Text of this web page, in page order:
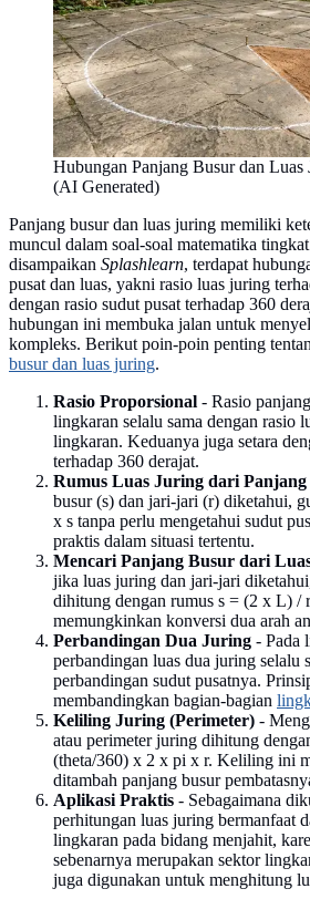
Hubungan Panjang Busur dan
(AI Generated)
Panjang busur dan luas juring memiliki
muncul dalam soal-soal matematika
disampaikan Splashlearn, terdapat
pusat dan luas, yakni rasio luas juring
dengan rasio sudut pusat terhadap 360
hubungan ini membuka jalan untuk
kompleks. Berikut poin-poin penting
busur dan luas juring.
Rasio Proporsional - Rasio
lingkaran selalu sama dengan rasio
lingkaran. Keduanya juga setara
terhadap 360 derajat.
Rumus Luas Juring dari
busur (s) dan jari-jari (r) diketahui,
x s tanpa perlu mengetahui sudut
praktis dalam situasi tertentu.
Mencari Panjang Busur dari
jika luas juring dan jari-jari
dihitung dengan rumus s = (2 x L) /
memungkinkan konversi dua arah
Perbandingan Dua Juring - Pada
perbandingan luas dua juring selalu
perbandingan sudut pusatnya.
membandingkan bagian-bagian
Keliling Juring (Perimeter) -
atau perimeter juring dihitung
(theta/360) x 2 x pi x r. Keliling ini
ditambah panjang busur
Aplikasi Praktis - Sebagaimana
perhitungan luas juring bermanfaat
lingkaran pada bidang menjahit,
sebenarnya merupakan sektor
juga digunakan untuk menghitung